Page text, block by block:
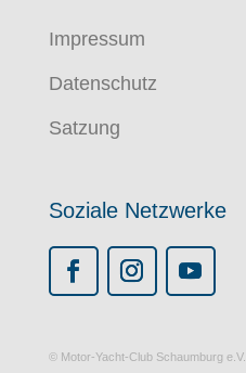
Impressum
Datenschutz
Satzung
Soziale Netzwerke
© Motor-Yacht-Club Schaumburg e.V.